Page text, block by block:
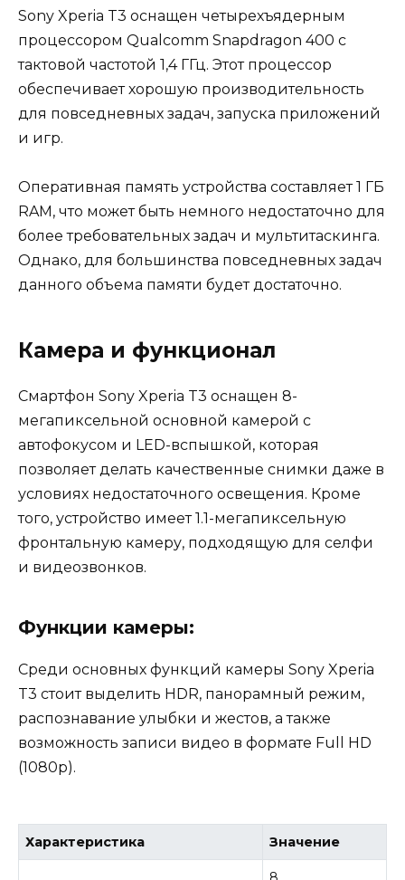
Sony Xperia T3 оснащен четырехъядерным
процессором Qualcomm Snapdragon 400 с
тактовой частотой 1,4 ГГц. Этот процессор
обеспечивает хорошую производительность
для повседневных задач, запуска приложений
и игр.
Оперативная память устройства составляет 1 ГБ
RAM, что может быть немного недостаточно для
более требовательных задач и мультитаскинга.
Однако, для большинства повседневных задач
данного объема памяти будет достаточно.
Камера и функционал
Смартфон Sony Xperia T3 оснащен 8-
мегапиксельной основной камерой с
автофокусом и LED-вспышкой, которая
позволяет делать качественные снимки даже в
условиях недостаточного освещения. Кроме
того, устройство имеет 1.1-мегапиксельную
фронтальную камеру, подходящую для селфи
и видеозвонков.
Функции камеры:
Среди основных функций камеры Sony Xperia
T3 стоит выделить HDR, панорамный режим,
распознавание улыбки и жестов, а также
возможность записи видео в формате Full HD
(1080p).
Характеристика Значение